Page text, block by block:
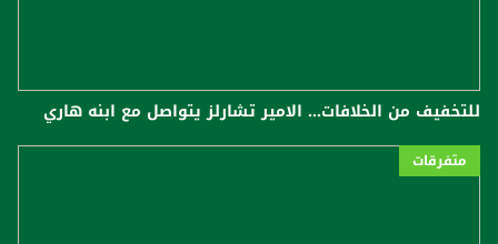
للتخفيف من الخلافات... ​الامير تشارلز​ يتواصل مع ابنه ​هاري​
متفرقات